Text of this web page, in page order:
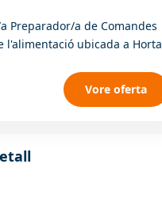
Preparador/a de Comandes
l'alimentació ubicada a Horta
Vore oferta